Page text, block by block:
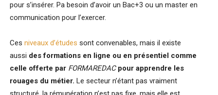
pour s’insérer. Pa besoin d’avoir un Bac+3 ou un master en
communication pour l’exercer.
Ces niveaux d’études sont convenables, mais il existe
aussi des formations en ligne ou en présentiel comme
celle offerte par FORMAREDACpour apprendre les
rouages du métier. Le secteur n’étant pas vraiment